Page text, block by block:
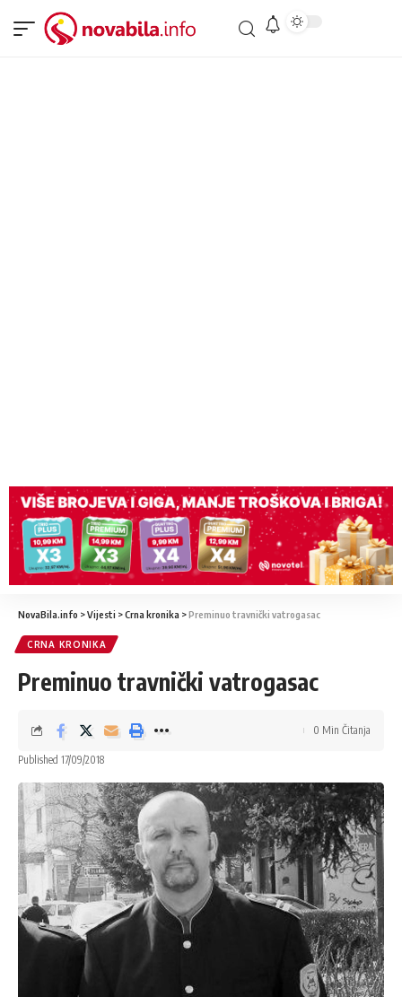
NovaBila.info >Vijesti >Crna kronika >Preminuo travnički vatrogasac
CRNA KRONIKA
Preminuo travnički vatrogasac
Published 17/09/2018
0 Min Čitanja